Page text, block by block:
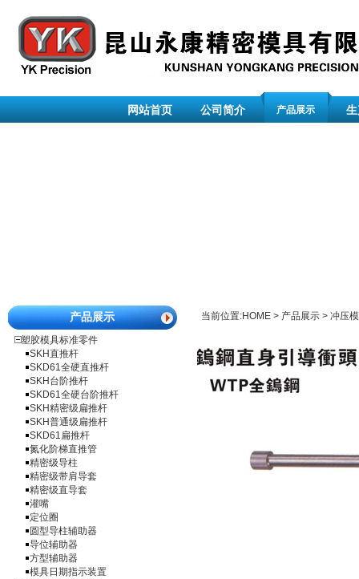
网站首页 公司简介 产品展示
产品展示
塑胶模具标准零件
SKH直推杆
SKD61全硬直推杆
SKH台阶推杆
SKD61全硬台阶推杆
SKH精密级扁推杆
SKH普通级扁推杆
SKD61扁推杆
氮化阶梯直推管
精密级导柱
精密级带肩导套
精密级直导套
灌嘴
定位圈
圆型导柱辅助器
导位辅助器
方型辅助器
模具日期指示装置
当前位置:HOME > 产品展示 > 冲压